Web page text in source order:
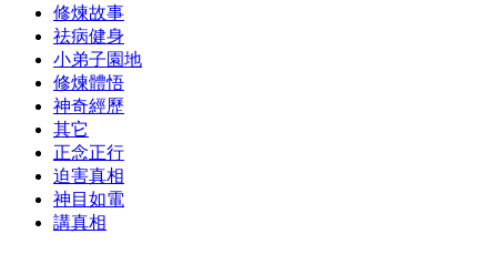
修煉故事
祛病健身
小弟子園地
修煉體悟
神奇經歷
其它
正念正行
迫害真相
神目如電
講真相